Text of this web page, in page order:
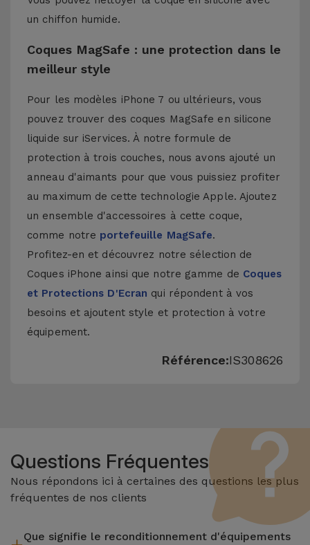
un chiffon humide.
Coques MagSafe : une protection dans le
meilleur style
Pour les modèles iPhone 7 ou ultérieurs, vous
pouvez trouver des coques MagSafe en silicone
liquide sur iServices. À notre formule de
protection à trois couches, nous avons ajouté un
anneau d'aimants pour que vous puissiez profiter
au maximum de cette technologie Apple. Ajoutez
un ensemble d'accessoires à cette coque,
comme notre portefeuille MagSafe.
Profitez-en et découvrez notre sélection de
Coques iPhone ainsi que notre gamme de Coques
et Protections D'Ecran qui répondent à vos
besoins et ajoutent style et protection à votre
équipement.
Référence:IS308626
Questions Fréquentes
Nous répondons ici à certaines des questions les plus
fréquentes de nos clients
Que signifie le reconditionnement d'équipements